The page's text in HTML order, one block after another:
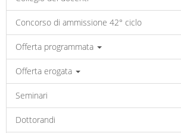
Concorso di ammissione 42° ciclo
Offerta programmata
Offerta erogata
Seminari
Dottorandi